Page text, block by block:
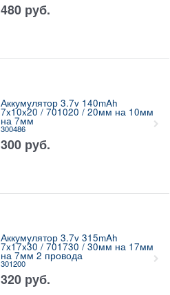
480 руб.
Аккумулятор 3.7v 140mAh
7x10x20 / 701020 / 20мм на 10мм
на 7мм
300486
300 руб.
Аккумулятор 3.7v 315mAh
7x17x30 / 701730 / 30мм на 17мм
на 7мм 2 провода
301200
320 руб.